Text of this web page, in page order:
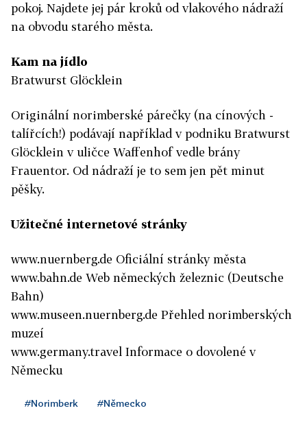
pokoj. Najdete jej pár kroků od vlakového nádraží
na obvodu starého města.
Kam na jídlo
Bratwurst Glöcklein
Originální norimberské párečky (na cínových ­
talířcích!) podávají například v podniku Bratwurst
Glöcklein v uličce Waffenhof vedle brány
Frauentor. Od nádraží je to sem jen pět minut
pěšky.
Užitečné internetové stránky
www.nuernberg.de Oficiální stránky města
www.bahn.de Web německých železnic (Deutsche
Bahn)
www.museen.nuernberg.de Přehled norimberských
muzeí
www.germany.travel Informace o dovolené v
Německu
#Norimberk #Německo